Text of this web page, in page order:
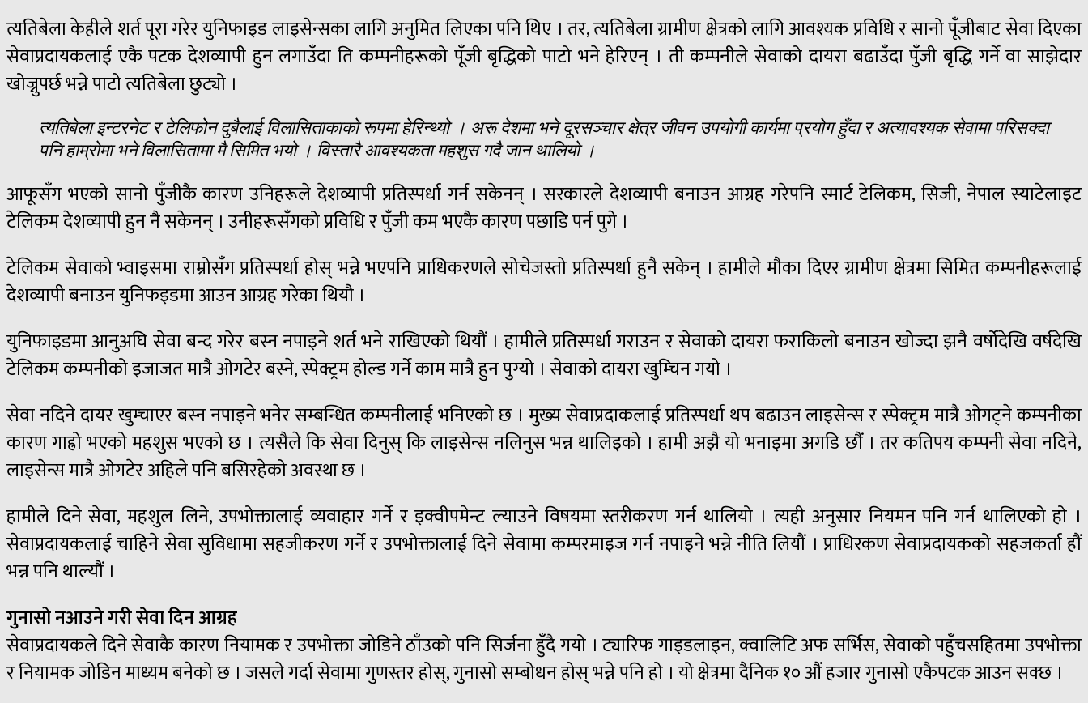
त्यतिबेला केहीले शर्त पूरा गरेर युनिफाइड लाइसेन्सका लागि अनुमित लिएका पनि थिए । तर, त्यतिबेला ग्रामीण क्षेत्रको लागि आवश्यक प्रविधि र सानो पूँजीबाट सेवा दिएका
सेवाप्रदायकलाई एकै पटक देशव्यापी हुन लगाउँदा ति कम्पनीहरूको पूँजी बृद्धिको पाटो भने हेरिएन् । ती कम्पनीले सेवाको दायरा बढाउँदा पुँजी बृद्धि गर्ने वा साझेदार
खोज्नुपर्छ भन्ने पाटो त्यतिबेला छुट्यो ।
त्यतिबेला इन्टरनेट र टेलिफोन दुबैलाई विलासिताकाको रूपमा हेरिन्थ्यो । अरू देशमा भने दूरसञ्चार क्षेत्र जीवन उपयोगी कार्यमा प्रयोग हुँदा र अत्यावश्यक सेवामा परिसक्दा
पनि हाम्रोमा भने विलासितामा मै सिमित भयो । विस्तारै आवश्यकता महशुस गदै जान थालियो ।
आफूसँग भएको सानो पुँजीकै कारण उनिहरूले देशव्यापी प्रतिस्पर्धा गर्न सकेनन् । सरकारले देशव्यापी बनाउन आग्रह गरेपनि स्मार्ट टेलिकम, सिजी, नेपाल स्याटेलाइट
टेलिकम देशव्यापी हुन नै सकेनन् । उनीहरूसँगको प्रविधि र पुँजी कम भएकै कारण पछाडि पर्न पुगे ।
टेलिकम सेवाको भ्वाइसमा राम्रोसँग प्रतिस्पर्धा होस् भन्ने भएपनि प्राधिकरणले सोचेजस्तो प्रतिस्पर्धा हुनै सकेन् । हामीले मौका दिएर ग्रामीण क्षेत्रमा सिमित कम्पनीहरूलाई
देशव्यापी बनाउन युनिफइडमा आउन आग्रह गरेका थियौ ।
युनिफाइडमा आनुअघि सेवा बन्द गरेर बस्न नपाइने शर्त भने राखिएको थियौं । हामीले प्रतिस्पर्धा गराउन र सेवाको दायरा फराकिलो बनाउन खोज्दा झनै वर्षोदेखि वर्षदेखि
टेलिकम कम्पनीको इजाजत मात्रै ओगटेर बस्ने, स्पेक्ट्रम होल्ड गर्ने काम मात्रै हुन पुग्यो । सेवाको दायरा खुम्चिन गयो ।
सेवा नदिने दायर खुम्चाएर बस्न नपाइने भनेर सम्बन्धित कम्पनीलाई भनिएको छ । मुख्य सेवाप्रदाकलाई प्रतिस्पर्धा थप बढाउन लाइसेन्स र स्पेक्ट्रम मात्रै ओगट्ने कम्पनीका
कारण गाह्रो भएको महशुस भएको छ । त्यसैले कि सेवा दिनुस् कि लाइसेन्स नलिनुस भन्न थालिइको । हामी अझै यो भनाइमा अगडि छौं । तर कतिपय कम्पनी सेवा नदिने,
लाइसेन्स मात्रै ओगटेर अहिले पनि बसिरहेको अवस्था छ ।
हामीले दिने सेवा, महशुल लिने, उपभोक्तालाई व्यवाहार गर्ने र इक्वीपमेन्ट ल्याउने विषयमा स्तरीकरण गर्न थालियो । त्यही अनुसार नियमन पनि गर्न थालिएको हो ।
सेवाप्रदायकलाई चाहिने सेवा सुविधामा सहजीकरण गर्ने र उपभोक्तालाई दिने सेवामा कम्परमाइज गर्न नपाइने भन्ने नीति लियौं । प्राधिरकण सेवाप्रदायकको सहजकर्ता हौं
भन्न पनि थाल्यौं ।
गुनासो नआउने गरी सेवा दिन आग्रह
सेवाप्रदायकले दिने सेवाकै कारण नियामक र उपभोक्ता जोडिने ठाँउको पनि सिर्जना हुँदै गयो । ट्यारिफ गाइडलाइन, क्वालिटि अफ सर्भिस, सेवाको पहुँचसहितमा उपभोक्ता
र नियामक जोडिन माध्यम बनेको छ । जसले गर्दा सेवामा गुणस्तर होस्, गुनासो सम्बोधन होस् भन्ने पनि हो । यो क्षेत्रमा दैनिक १० औं हजार गुनासो एकैपटक आउन सक्छ ।